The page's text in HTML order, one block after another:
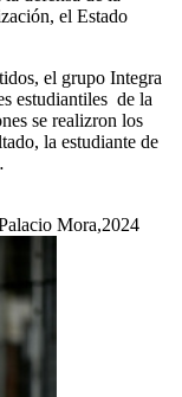
el Estado
el grupo Integra
estudiantiles de la
se realizron los
la estudiante de
Mora,2024